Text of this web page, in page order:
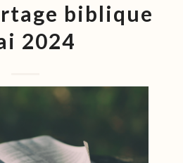
biblique
2024